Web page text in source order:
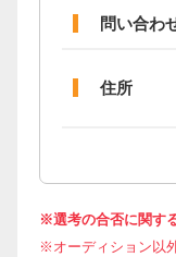
問い合わ
住所
※選考の合否に関す
※オーディション以